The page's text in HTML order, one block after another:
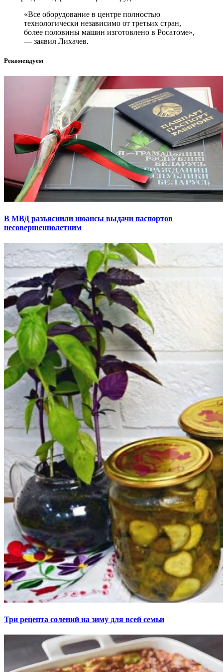
«Все оборудование в центре полностью
технологически независимо от третьих стран,
более половины машин изготовлено в Росатоме»,
— заявил Лихачев.
Рекомендуем
В МВД разъяснили нюансы выдачи паспортов
несовершеннолетним
Три рецепта солений на зиму для всей семьи